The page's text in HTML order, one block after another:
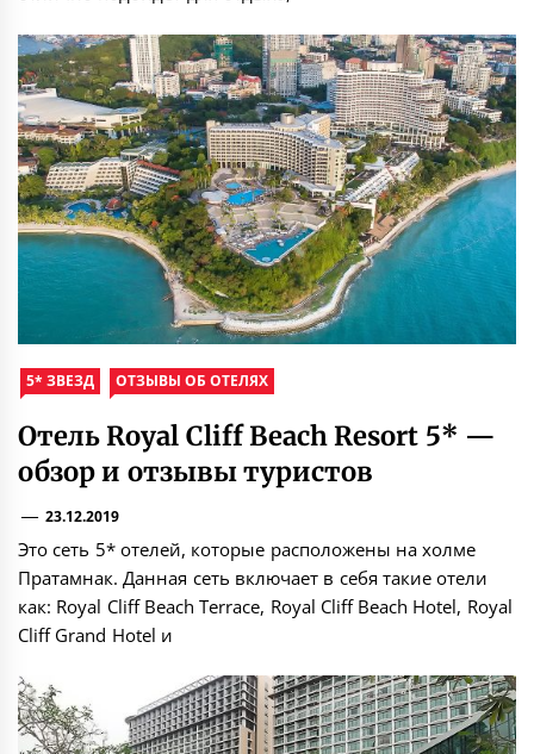
5* ЗВЕЗД ОТЗЫВЫ ОБ ОТЕЛЯХ
Отель Royal Cliff Beach Resort 5* —
обзор и отзывы туристов
23.12.2019
Это сеть 5* отелей, которые расположены на холме
Пратамнак. Данная сеть включает в себя такие отели
как: Royal Cliff Beach Terrace, Royal Cliff Beach Hotel, Royal
Cliff Grand Hotel и